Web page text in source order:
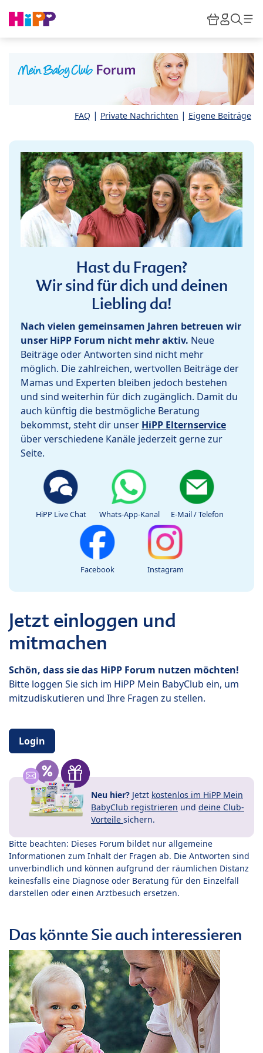
HiPP
FAQ | Private Nachrichten | Eigene Beiträge
Hast du Fragen?
Wir sind für dich und deinen
Liebling da!
Nach vielen gemeinsamen Jahren betreuen wir
unser HiPP Forum nicht mehr aktiv. Neue
Beiträge oder Antworten sind nicht mehr
möglich. Die zahlreichen, wertvollen Beiträge der
Mamas und Experten bleiben jedoch bestehen
und sind weiterhin für dich zugänglich. Damit du
auch künftig die bestmögliche Beratung
bekommst, steht dir unser HiPP Elternservice
über verschiedene Kanäle jederzeit gerne zur
Seite.
HiPP Live Chat Whats-App-Kanal E-Mail / Telefon
Facebook Instagram
Jetzt einloggen und
mitmachen
Schön, dass sie das HiPP Forum nutzen möchten!
Bitte loggen Sie sich im HiPP Mein BabyClub ein, um
mitzudiskutieren und Ihre Fragen zu stellen.
Login
Neu hier? Jetzt kostenlos im HiPP Mein
BabyClub registrieren und deine Club-
Vorteile sichern.
Bitte beachten: Dieses Forum bildet nur allgemeine
Informationen zum Inhalt der Fragen ab. Die Antworten sind
unverbindlich und können aufgrund der räumlichen Distanz
keinesfalls eine Diagnose oder Beratung für den Einzelfall
darstellen oder einen Arztbesuch ersetzen.
Das könnte Sie auch interessieren